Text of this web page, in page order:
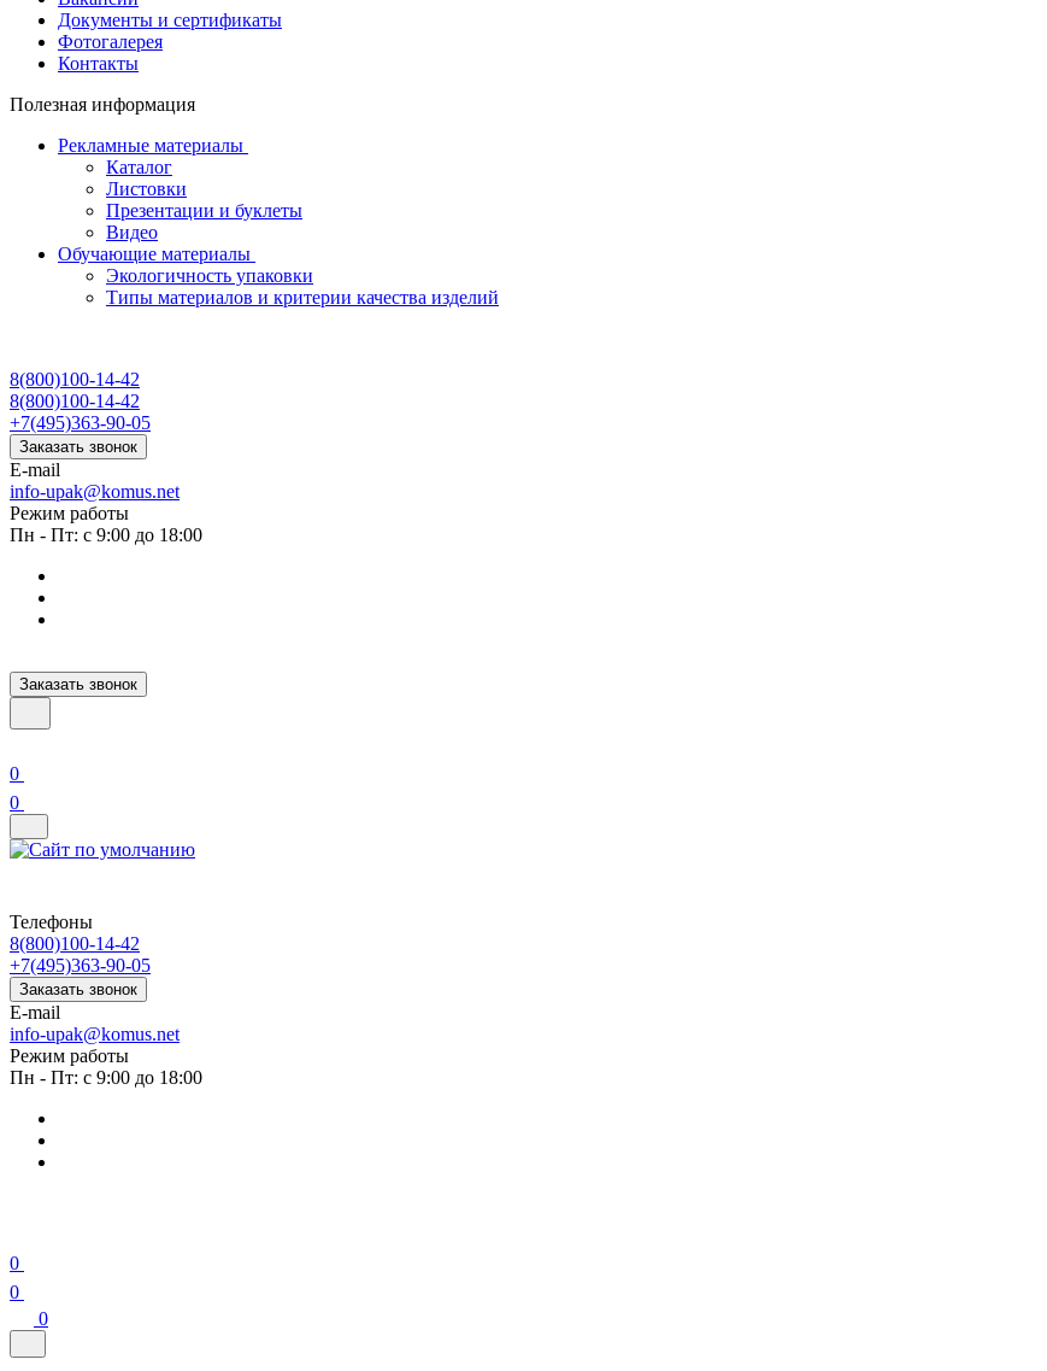
Документы и сертификаты
Фотогалерея
Контакты
Полезная информация
Рекламные материалы
Каталог
Листовки
Презентации и буклеты
Видео
Обучающие материалы
Экологичность упаковки
Типы материалов и критерии качества изделий
8(800)100-14-42
8(800)100-14-42
+7(495)363-90-05
Заказать звонок
E-mail
info-upak@komus.net
Режим работы
Пн - Пт: с 9:00 до 18:00
Заказать звонок
0
0
Телефоны
8(800)100-14-42
+7(495)363-90-05
Заказать звонок
E-mail
info-upak@komus.net
Режим работы
Пн - Пт: с 9:00 до 18:00
0
0
0